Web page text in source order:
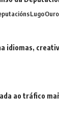
Lugo
idiomas,
ao tráfico